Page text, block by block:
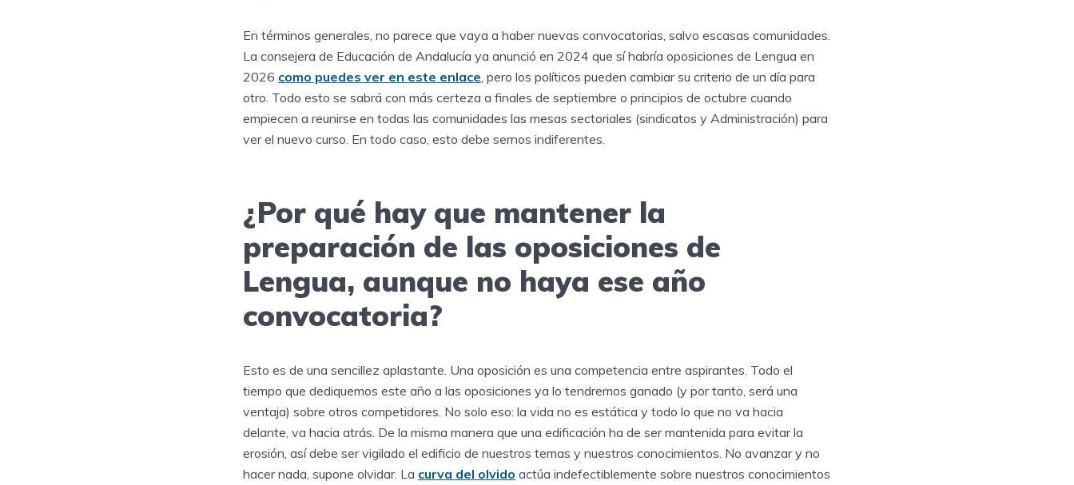
En términos generales, no parece que vaya a haber nuevas convocatorias, salvo escasas comunidades.
La consejera de Educación de Andalucía ya anunció en 2024 que sí habría oposiciones de Lengua en
2026 como puedes ver en este enlace , pero los políticos pueden cambiar su criterio de un día para
otro. Todo esto se sabrá con más certeza a finales de septiembre o principios de octubre cuando
empiecen a reunirse en todas las comunidades las mesas sectoriales (sindicatos y Administración) para
ver el nuevo curso. En todo caso, esto debe sernos indiferentes.
¿Por qué hay que mantener la
preparación de las oposiciones de
Lengua, aunque no haya ese año
convocatoria?
Esto es de una sencillez aplastante. Una oposición es una competencia entre aspirantes. Todo el
tiempo que dediquemos este año a las oposiciones ya lo tendremos ganado (y por tanto, será una
ventaja) sobre otros competidores. No solo eso: la vida no es estática y todo lo que no va hacia
delante, va hacia atrás. De la misma manera que una edificación ha de ser mantenida para evitar la
erosión, así debe ser vigilado el edificio de nuestros temas y nuestros conocimientos. No avanzar y no
hacer nada, supone olvidar. La curva del olvido actúa indefectiblemente sobre nuestros conocimientos